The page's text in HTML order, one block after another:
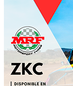
MANTENTE AL